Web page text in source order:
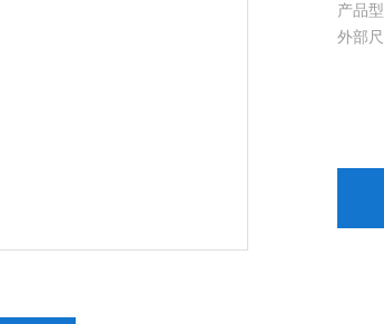
产品
外部
开门